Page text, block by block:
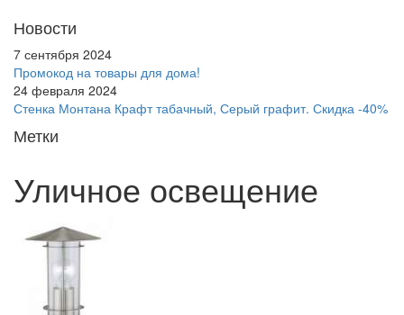
Новости
7 сентября 2024
Промокод на товары для дома!
24 февраля 2024
Стенка Монтана Крафт табачный, Серый графит. Скидка -40%
Метки
Уличное освещение